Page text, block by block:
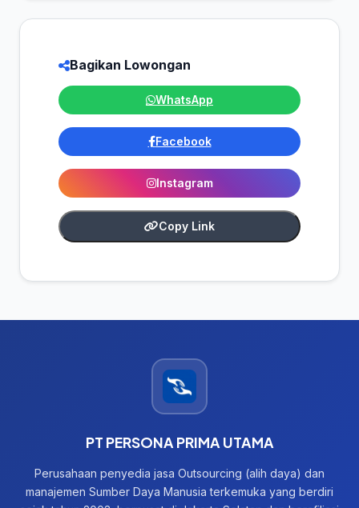
Bagikan Lowongan
WhatsApp
Facebook
Instagram
Copy Link
PT PERSONA PRIMA UTAMA
Perusahaan penyedia jasa Outsourcing (alih daya) dan
manajemen Sumber Daya Manusia terkemuka yang berdiri